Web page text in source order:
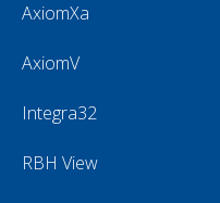
AxiomXa
AxiomV
Integra32
RBH View